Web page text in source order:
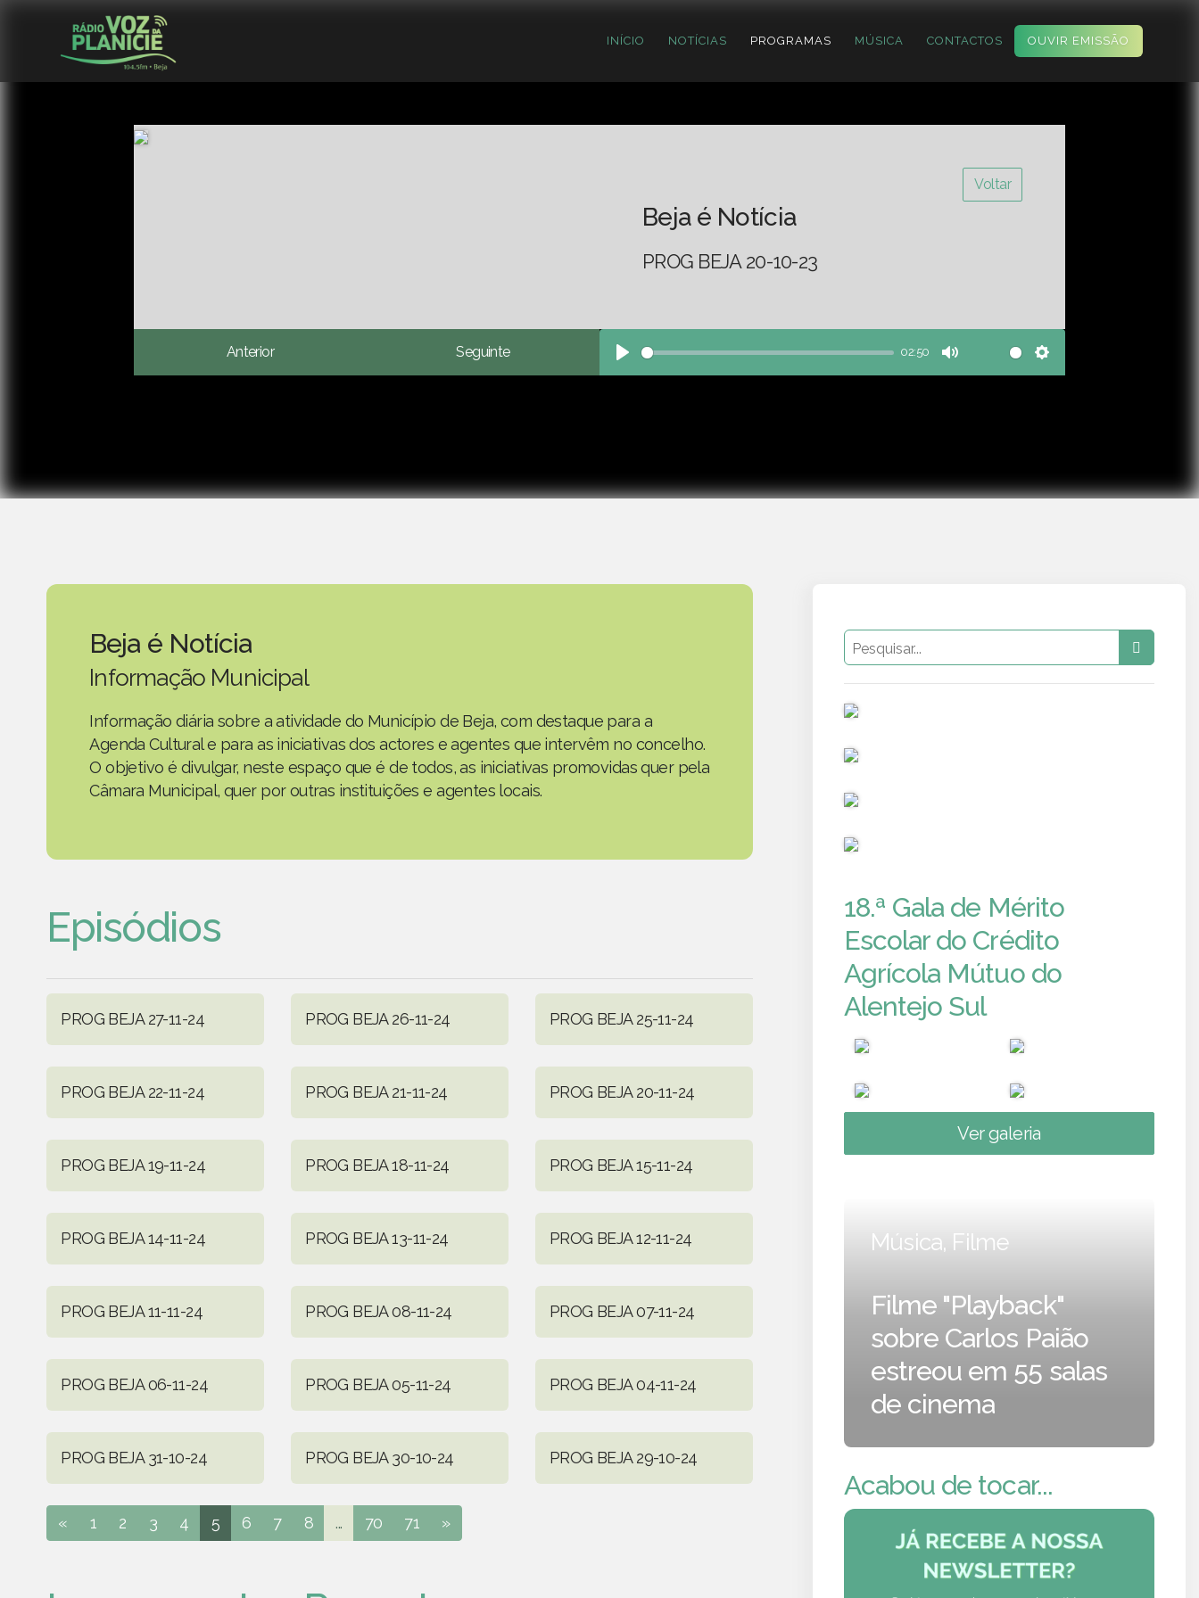
INÍCIO NOTÍCIAS PROGRAMAS MÚSICA CONTACTOS OUVIR EMISSÃO
Voltar
Beja é Notícia
PROG BEJA 20-10-23
Anterior Seguinte
Play
02:50
Mute Settings
Beja é Notícia
Informação Municipal
Informação diária sobre a atividade do Município de Beja, com destaque para a
Agenda Cultural e para as iniciativas dos actores e agentes que intervêm no concelho.
O objetivo é divulgar, neste espaço que é de todos, as iniciativas promovidas quer pela
Câmara Municipal, quer por outras instituições e agentes locais.
Episódios
PROG BEJA 27-11-24 PROG BEJA 26-11-24 PROG BEJA 25-11-24
PROG BEJA 22-11-24 PROG BEJA 21-11-24 PROG BEJA 20-11-24
PROG BEJA 19-11-24 PROG BEJA 18-11-24 PROG BEJA 15-11-24
PROG BEJA 14-11-24 PROG BEJA 13-11-24 PROG BEJA 12-11-24
PROG BEJA 11-11-24 PROG BEJA 08-11-24 PROG BEJA 07-11-24
PROG BEJA 06-11-24 PROG BEJA 05-11-24 PROG BEJA 04-11-24
PROG BEJA 31-10-24 PROG BEJA 30-10-24 PROG BEJA 29-10-24
« 1 2 3 4 5 6 7 8 ... 70 71 »
18.ª Gala de Mérito
Escolar do Crédito
Agrícola Mútuo do
Alentejo Sul
Ver galeria
Música, Filme
Filme "Playback"
sobre Carlos Paião
estreou em 55 salas
de cinema
Acabou de tocar...